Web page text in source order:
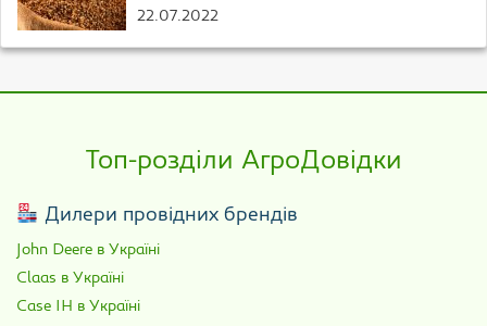
22.07.2022
Топ-розділи АгроДовідки
Дилери провідних брендів
John Deere в Україні
Claas в Україні
Case IH в Україні